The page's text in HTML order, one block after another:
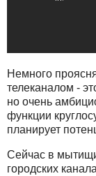
Немного
телеканалом -
но очень
функции
планирует
Сейчас в
городских